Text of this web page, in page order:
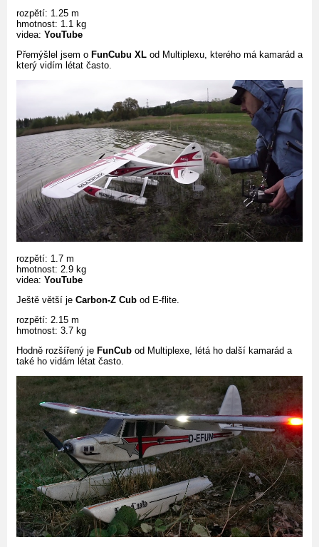
rozpětí: 1.25 m
hmotnost: 1.1 kg
videa: YouTube
Přemýšlel jsem o FunCubu XL od Multiplexu, kterého má kamarád a
který vidím létat často.
rozpětí: 1.7 m
hmotnost: 2.9 kg
videa: YouTube
Ještě větší je Carbon-Z Cub od E-flite.
rozpětí: 2.15 m
hmotnost: 3.7 kg
Hodně rozšířený je FunCub od Multiplexe, létá ho další kamarád a
také ho vidám létat často.